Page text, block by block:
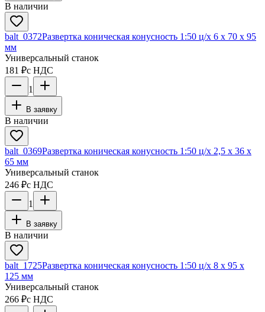
В наличии
balt_0372Развертка коническая конусность 1:50 ц/х 6 х 70 х 95
мм
Универсальный станок
181 ₽с НДС
1
В заявку
В наличии
balt_0369Развертка коническая конусность 1:50 ц/х 2,5 х 36 х
65 мм
Универсальный станок
246 ₽с НДС
1
В заявку
В наличии
balt_1725Развертка коническая конусность 1:50 ц/х 8 х 95 х
125 мм
Универсальный станок
266 ₽с НДС